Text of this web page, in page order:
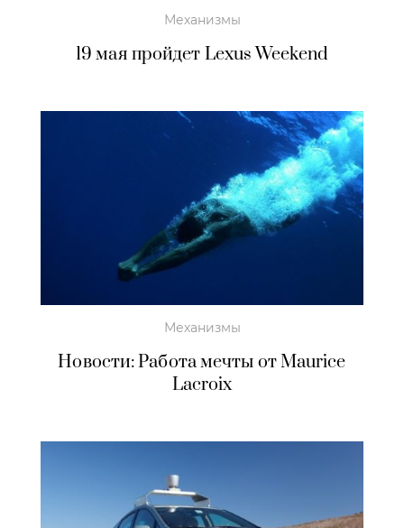
Механизмы
19 мая пройдет Lexus Weekend
Механизмы
Новости: Работа мечты от Maurice
Lacroix